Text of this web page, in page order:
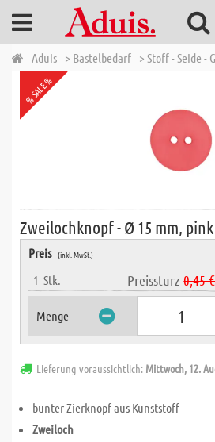
Aduis > Bastelbedarf > Stoff - Seide -
% SALE %
Zweilochknopf - Ø 15 mm, pink
Preis (inkl. MwSt.)
1 Stk. Preissturz 0,45 €
Menge
Lieferung voraussichtlich: Mittwoch, 12.
bunter Zierknopf aus Kunststoff
Zweiloch